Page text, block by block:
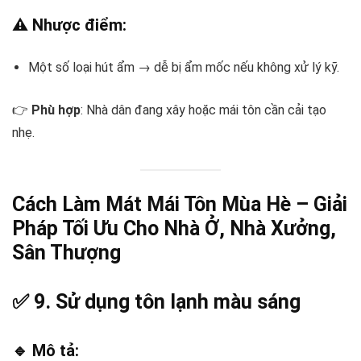
⚠️ Nhược điểm:
Một số loại hút ẩm → dễ bị ẩm mốc nếu không xử lý kỹ.
👉 Phù hợp: Nhà dân đang xây hoặc mái tôn cần cải tạo
nhẹ.
Cách Làm Mát Mái Tôn Mùa Hè – Giải
Pháp Tối Ưu Cho Nhà Ở, Nhà Xưởng,
Sân Thượng
✅ 9. Sử dụng tôn lạnh màu sáng
🔹 Mô tả: